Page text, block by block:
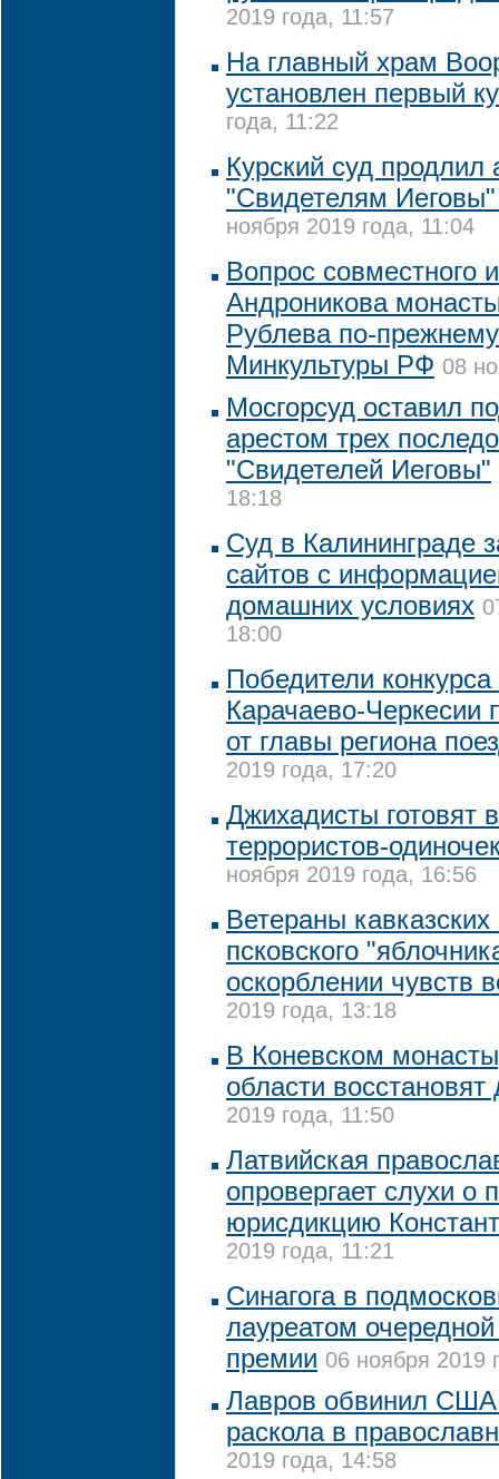
2019 года, 11:57
На главный храм
установлен первый
года, 11:22
Курский суд продлил
"Свидетелям
ноября 2019 года, 11:04
Вопрос совместного
Андроникова
Рублева по-
Минкультуры РФ 08
Мосгорсуд оставил
арестом трех
"Свидетелей Иеговы"
18:18
Суд в Калининграде
сайтов с
домашних условиях
18:00
Победители
Карачаево-Черкесии
от главы региона
2019 года, 17:20
Джихадисты готовят
террористов-
ноября 2019 года, 16:56
Ветераны
псковского
оскорблении чувств
2019 года, 13:18
В Коневском
области восстановят
2019 года, 11:50
Латвийская
опровергает слухи о
юрисдикцию
2019 года, 11:21
Синагога в
лауреатом
премии 06 ноября 2019
Лавров обвинил США
раскола в
2019 года, 14:58